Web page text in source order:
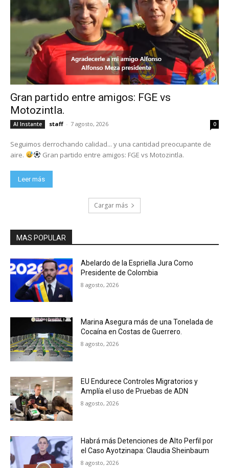
Gran partido entre amigos: FGE vs
Motozintla.
Al Instante staff - 7 agosto, 2026 0
Seguimos derrochando calidad... y una cantidad preocupante de
aire.
Gran partido entre amigos: FGE vs Motozintla.
Leer más
Cargar más
MAS POPULAR
Abelardo de la Espriella Jura Como
Presidente de Colombia
8 agosto, 2026
Marina Asegura más de una Tonelada de
Cocaína en Costas de Guerrero.
8 agosto, 2026
EU Endurece Controles Migratorios y
Amplía el uso de Pruebas de ADN
8 agosto, 2026
Habrá más Detenciones de Alto Perfil por
el Caso Ayotzinapa: Claudia Sheinbaum
8 agosto, 2026